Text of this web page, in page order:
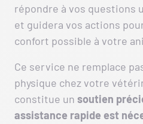
répondre à vos questions
et guidera vos actions
confort possible à votre
Ce service ne remplace
physique chez votre
constitue un soutien
assistance rapide est